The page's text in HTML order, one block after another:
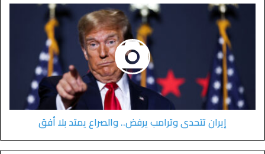
إيران تتحدى وترامب يرفض.. والصراع يمتد بلا أفق